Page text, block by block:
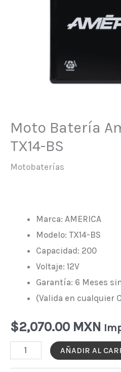
Moto Batería
TX14-BS
Motobaterías
Marca: AMERICA
Modelo: TX14-BS
Capacidad: 200
Voltaje: 12V
Garantía: 6 Meses
(Valida en cualquier
$2,070.00 MXN
Moto
AÑADIR AL